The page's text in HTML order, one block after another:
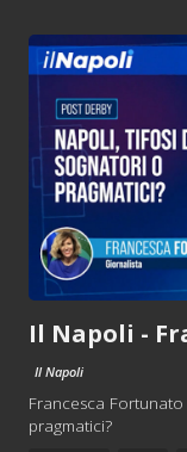
Il Napoli -
Il Napoli
Francesca
pragmatici?